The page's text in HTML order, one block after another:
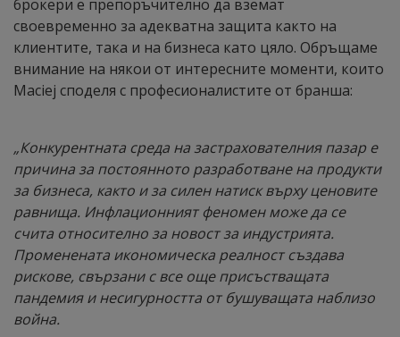
брокери е препоръчително да вземат
своевременно за адекватна защита както на
клиентите, така и на бизнеса като цяло. Обръщаме
внимание на някои от интересните моменти, които
Maciej споделя с професионалистите от бранша:
„Конкурентната среда на застрахователния пазар е
причина за постоянното разработване на продукти
за бизнеса, както и за силен натиск върху ценовите
равнища. Инфлационният феномен може да се
счита относително за новост за индустрията.
Променената икономическа реалност създава
рискове, свързани с все още присъстващата
пандемия и несигурността от бушуващата наблизо
война.